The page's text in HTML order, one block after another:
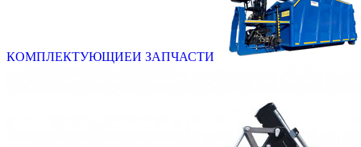
КОМПЛЕКТУЮЩИЕИ ЗАПЧАСТИ